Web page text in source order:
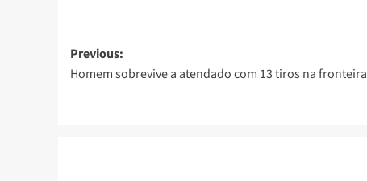
Post
navigation
Previous:
Homem sobrevive a atendado com 13 tiros na fronteira